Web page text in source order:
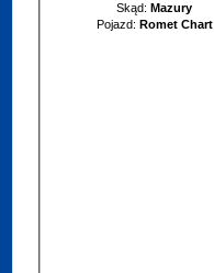
Skąd: Mazury
Pojazd: Romet Chart